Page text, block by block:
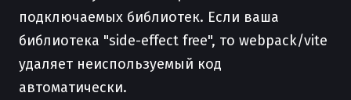
подключаемых библиотек. Если ваша
библиотека "side-effect free", то webpack/vite
удаляет неиспользуемый код
автоматически.